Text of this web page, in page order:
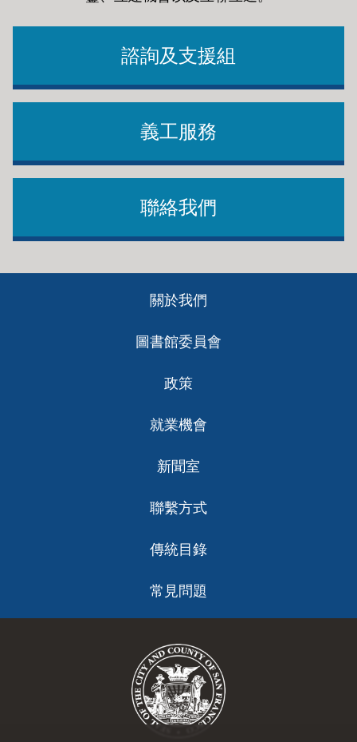
諮詢及支援組
義工服務
聯絡我們
關於我們
圖書館委員會
政策
就業機會
新聞室
聯繫方式
傳統目錄
常見問題